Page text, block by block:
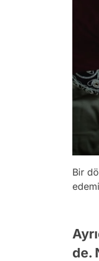
Bir
de.